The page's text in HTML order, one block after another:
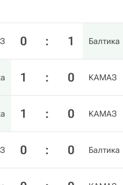
0 : 1 Балтика
1 : 0 КАМАЗ
1 : 0 КАМАЗ
0 : 0 Балтика